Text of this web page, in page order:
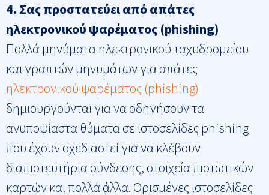
4. Σας προστατεύει από απάτες
ηλεκτρονικού ψαρέματος (phishing)
Πολλά μηνύματα ηλεκτρονικού ταχυδρομείου
και γραπτών μηνυμάτων για απάτες
ηλεκτρονικού ψαρέματος (phishing)
δημιουργούνται για να οδηγήσουν τα
ανυποψίαστα θύματα σε ιστοσελίδες phishing
που έχουν σχεδιαστεί για να κλέβουν
διαπιστευτήρια σύνδεσης, στοιχεία πιστωτικών
καρτών και πολλά άλλα. Ορισμένες ιστοσελίδες